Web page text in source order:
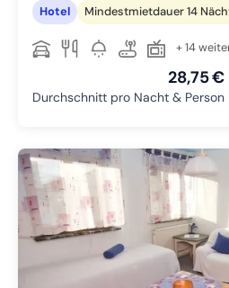
Hotel Mindestmietdauer 14
+ 14
28,75 €
Durchschnitt pro Nacht & Person